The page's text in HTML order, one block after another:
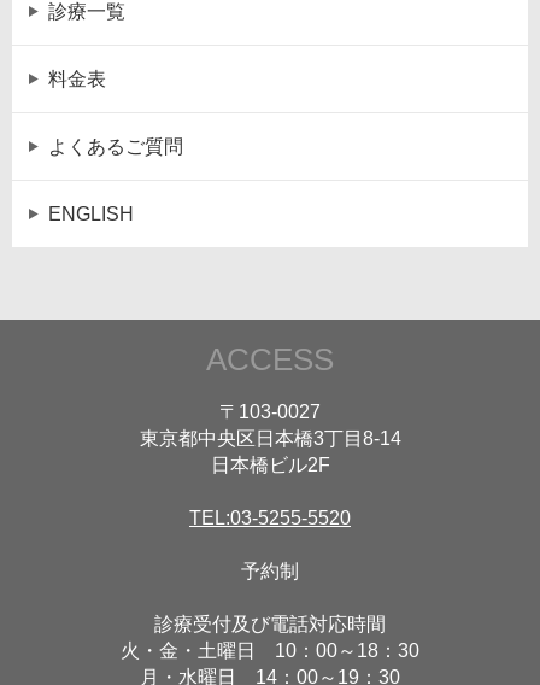
診療一覧
料金表
よくあるご質問
ENGLISH
ACCESS
〒103-0027
東京都中央区日本橋3丁目8-14
日本橋ビル2F
TEL:03-5255-5520
予約制
診療受付及び電話対応時間
火・金・土曜日 10：00～18：30
月・水曜日 14：00～19：30